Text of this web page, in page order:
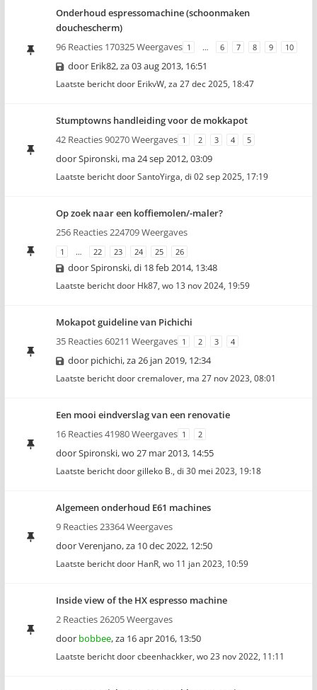
Onderhoud espressomachine (schoonmaken
douchescherm)
96 Reacties 170325 Weergaves 1 … 6 7 8 9 10
door Erik82,za 03 aug 2013, 16:51
Laatste bericht door ErikvW, za 27 dec 2025, 18:47
Stumptowns handleiding voor de mokkapot
42 Reacties 90270 Weergaves 1 2 3 4 5
doorSpironski, ma 24 sep 2012, 03:09
Laatste bericht doorSantoYirga, di 02 sep 2025, 17:19
Op zoek naar een koffiemolen/-maler?
256 Reacties 224709 Weergaves
1 … 22 23 24 25 26
doorSpironski,di 18 feb 2014, 13:48
Laatste bericht door Hk87, wo 13 nov 2024, 19:59
Mokapot guideline van Pichichi
35 Reacties 60211 Weergaves 1 2 3 4
door pichichi,za 26 jan 2019, 12:34
Laatste bericht doorcremalover, ma 27 nov 2023, 08:01
Een mooi eindverslag van een renovatie
16 Reacties 41980 Weergaves 1 2
doorSpironski,wo 27 mar 2013, 14:55
Laatste bericht doorgilleko B., di 30 mei 2023, 19:18
Algemeen onderhoud E61 machines
9 Reacties 23364 Weergaves
doorVerenjano,za 10 dec 2022, 12:50
Laatste bericht door HanR, wo 11 jan 2023, 10:59
Inside view of the HX espresso machine
2 Reacties 26205 Weergaves
door bobbee,za 16 apr 2016, 13:50
Laatste bericht doorcbeenhackker, wo 23 nov 2022, 11:11